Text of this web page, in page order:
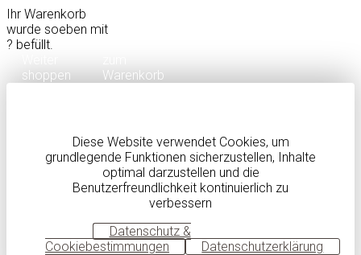
Ihr Warenkorb
wurde soeben mit
? befüllt.
shoppen
Warenkorb
Diese Website verwendet Cookies, um
grundlegende Funktionen sicherzustellen, Inhalte
optimal darzustellen und die
Benutzerfreundlichkeit kontinuierlich zu
verbessern
Datenschutz &
Cookiebestimmungen
Datenschutzerklärung